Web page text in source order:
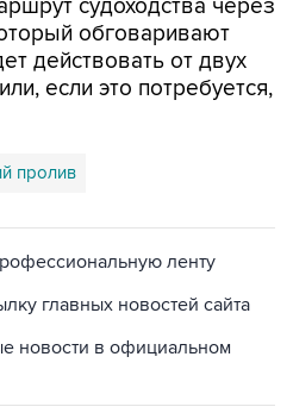
судоходства через
обговаривают
действовать от двух
если это потребуется,
пролив
ленту
главных новостей сайта
новости в официальном